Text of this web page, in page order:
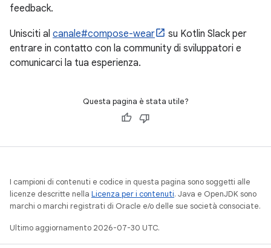
feedback.
Unisciti al canale#compose-wear
su Kotlin Slack per
entrare in contatto con la community di sviluppatori e
comunicarci la tua esperienza.
Questa pagina è stata utile?
I campioni di contenuti e codice in questa pagina sono soggetti alle
licenze descritte nella Licenza per i contenuti. Java e OpenJDK sono
marchi o marchi registrati di Oracle e/o delle sue società consociate.
Ultimo aggiornamento 2026-07-30 UTC.